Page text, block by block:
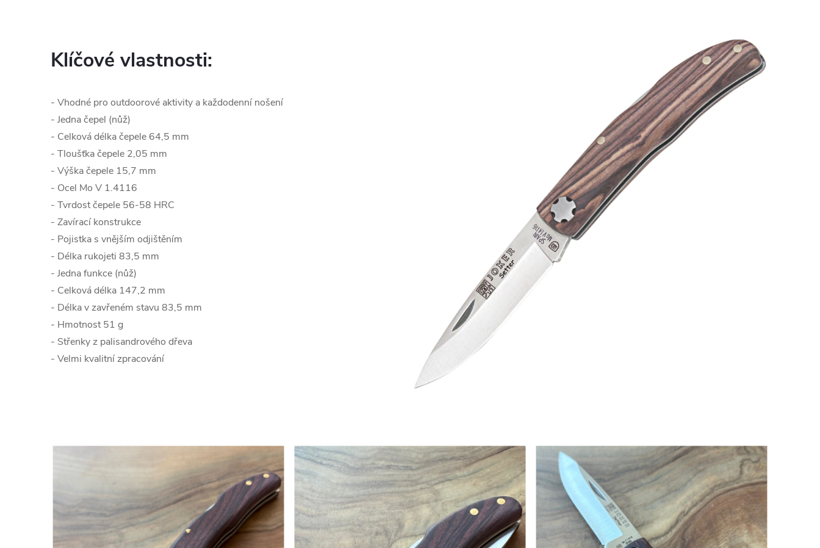
Klíčové vlastnosti:
- Vhodné pro outdoorové aktivity a každodenní nošení
- Jedna čepel (nůž)
- Celková délka čepele 64,5 mm
- Tloušťka čepele 2,05 mm
- Výška čepele 15,7 mm
- Ocel Mo V 1.4116
- Tvrdost čepele 56-58 HRC
- Zavírací konstrukce
- Pojistka s vnějším odjištěním
- Délka rukojeti 83,5 mm
- Jedna funkce (nůž)
- Celková délka 147,2 mm
- Délka v zavřeném stavu 83,5 mm
- Hmotnost 51 g
- Střenky z palisandrového dřeva
- Velmi kvalitní zpracování